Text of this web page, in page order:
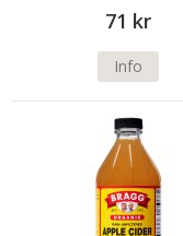
71 kr
Info